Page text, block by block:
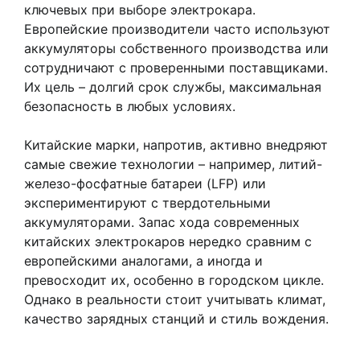
ключевых при выборе электрокара.
Европейские производители часто используют
аккумуляторы собственного производства или
сотрудничают с проверенными поставщиками.
Их цель – долгий срок службы, максимальная
безопасность в любых условиях.
Китайские марки, напротив, активно внедряют
самые свежие технологии – например, литий-
железо-фосфатные батареи (LFP) или
экспериментируют с твердотельными
аккумуляторами. Запас хода современных
китайских электрокаров нередко сравним с
европейскими аналогами, а иногда и
превосходит их, особенно в городском цикле.
Однако в реальности стоит учитывать климат,
качество зарядных станций и стиль вождения.